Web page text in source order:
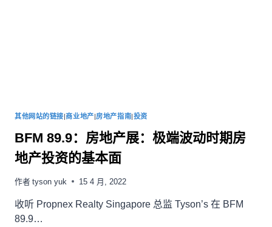
其他网站的链接|商业地产|房地产指南|投资
BFM 89.9：房地产展：极端波动时期房
地产投资的基本面
作者 tyson yuk 15 4 月, 2022
收听 Propnex Realty Singapore 总监 Tyson’s 在 BFM
89.9…